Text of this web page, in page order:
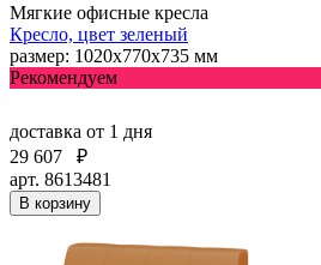
Мягкие офисные кресла
Кресло, цвет зеленый
размер: 1020х770х735 мм
Рекомендуем
доставка от 1 дня
29 607
₽
арт. 8613481
В корзину